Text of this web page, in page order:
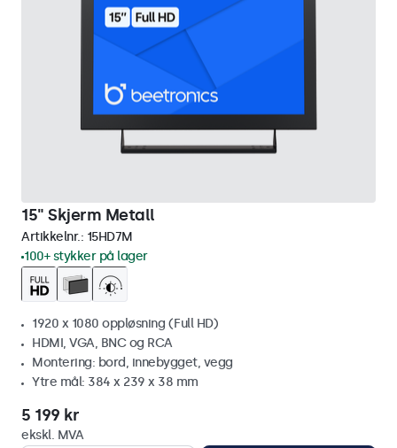
15" Skjerm Metall
Artikkelnr.: 15HD7M
100+ stykker på lager
1920 x 1080 oppløsning (Full HD)
HDMI, VGA, BNC og RCA
Montering: bord, innebygget, vegg
Ytre mål: 384 x 239 x 38 mm
5 199 kr
ekskl. MVA